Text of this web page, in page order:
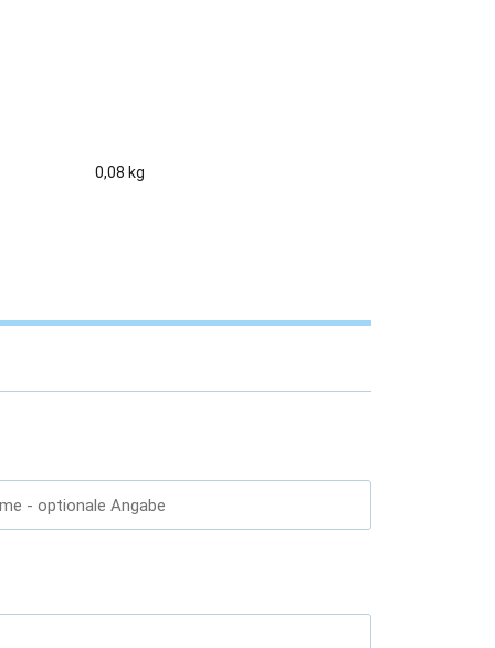
0,08 kg
- optionale Angabe